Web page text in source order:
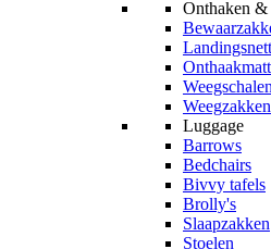
Onthaken &
Weegschalen
Weegzakken
Luggage
Barrows
Bedchairs
Bivvy tafels
Brolly's
Slaapzakken
Stoelen